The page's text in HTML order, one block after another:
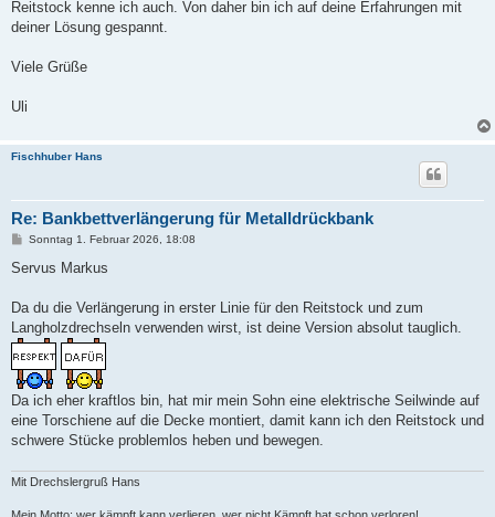
Reitstock kenne ich auch. Von daher bin ich auf deine Erfahrungen mit
deiner Lösung gespannt.
Viele Grüße
Uli
Fischhuber Hans
Re: Bankbettverlängerung für Metalldrückbank
B
i
a
Sonntag 1. Februar 2026, 18:08
Servus Markus
Da du die Verlängerung in erster Linie für den Reitstock und zum
Langholzdrechseln verwenden wirst, ist deine Version absolut tauglich.
Da ich eher kraftlos bin, hat mir mein Sohn eine elektrische Seilwinde auf
eine Torschiene auf die Decke montiert, damit kann ich den Reitstock und
schwere Stücke problemlos heben und bewegen.
Mit Drechslergruß Hans